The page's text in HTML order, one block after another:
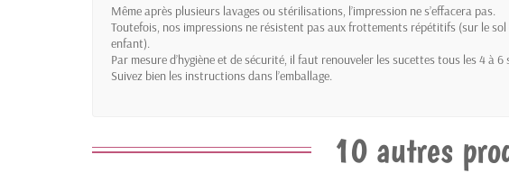
Même après plusieurs lavages ou stérilisations, l’impression ne s’effacera pas.
Toutefois, nos impressions ne résistent pas aux frottements répétitifs (sur le
enfant).
Par mesure d’hygiène et de sécurité, il faut renouveler les sucettes tous les 4 à 6
Suivez bien les instructions dans l’emballage.
10 autres